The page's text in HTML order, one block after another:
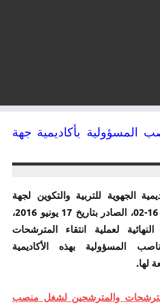
المسؤولية بأكاديمية جهة
الجهوية للتربية والتكوين لجهة
الداخلة وادي الذهب رقم 16-02، الصادر بتاريخ 17 يونيو 2016،
لعملية انتقاء المترشحات
المسؤولية بهذه الأكاديمية
لها.
والمترشحين لشغل منصب